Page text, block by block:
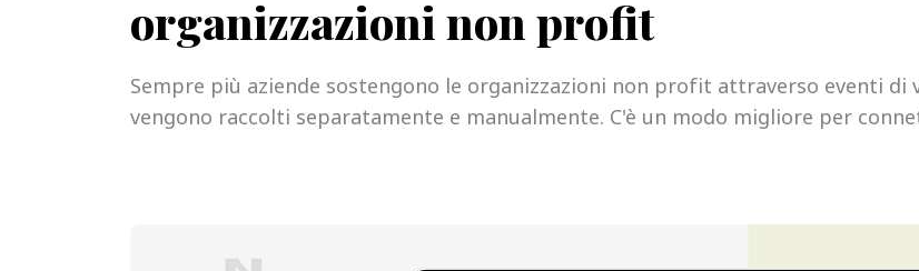
organizzazioni non profit
Sempre più aziende sostengono le organizzazioni non profit attraverso eventi
vengono raccolti separatamente e manualmente. C'è un modo migliore per